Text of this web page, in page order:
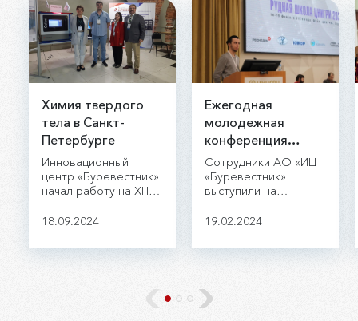
Химия твердого
тела в Санкт-
Петербурге
Инновационный
центр «Буревестник»
начал работу на XIII
конференции с
участием «Химия
18.09.2024
Ежегодная
молодежная
конференция
«Рудная школа
2024»
Сотрудники АО «ИЦ
«Буревестник»
выступили на
молодежной
школа».
19.02.2024